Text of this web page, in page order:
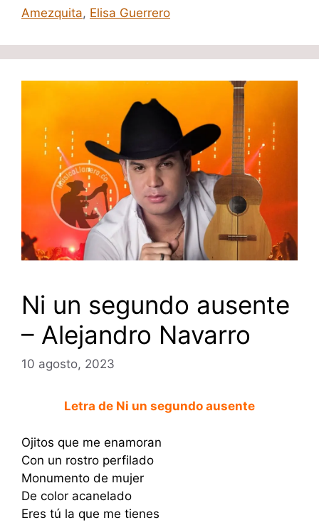
Amezquita, Elisa Guerrero
Ni un segundo ausente
– Alejandro Navarro
10 agosto, 2023
Letra de Ni un segundo ausente
Ojitos que me enamoran
Con un rostro perfilado
Monumento de mujer
De color acanelado
Eres tú la que me tienes